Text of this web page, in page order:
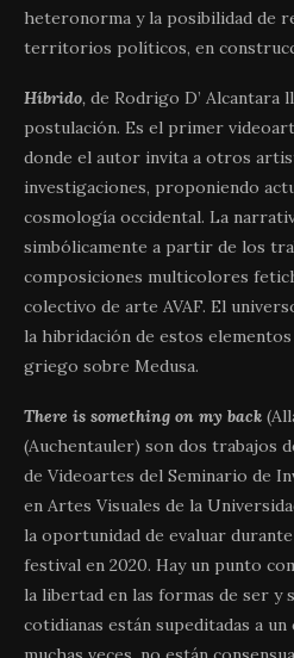
heteronorma y la posibilidad de
territorios políticos, en
Híbrido, de Rodrigo D’
postulación. Es el primer
donde el autor invita a otros
investigaciones, proponiendo
cosmología occidental. La
simbólicamente a partir de los
composiciones multicolores
colectivo de arte AVAF. El
la hibridación de estos
griego sobre Medusa.
There is something on my back
(Auchentauler) son dos trabajos
de Videoartes del Seminario de
en Artes Visuales de la
la oportunidad de evaluar
festival en 2020. Hay un punto
la libertad en las formas de ser y
cotidianas están supeditadas a